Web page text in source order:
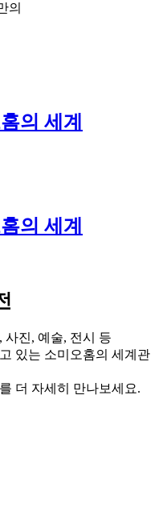
의
의 세계
의 세계
사진, 예술, 전시 등
있는 소미오홈의 세계관
더 자세히 만나보세요.